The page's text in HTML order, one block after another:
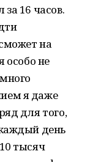
16 часов.
на
особо не
я даже
для того,
день
тысяч